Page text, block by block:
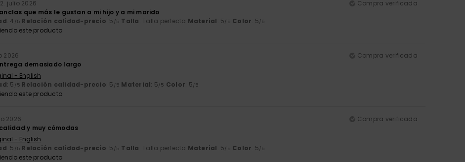
julio 2026
Compra verificada
que más le gustan a mi hijo y a mi marido
: 4 /5 Relación calidad-precio: 5 /5 Talla: Talla perfecta Material: 5 /5 Color: 5 /5
este producto
2026
Compra verificada
demasiado largo
- English
: 5 /5 Relación calidad-precio: 5 /5 Material: 5 /5 Color: 5 /5
este producto
2026
Compra verificada
y muy cómodas
- English
: 5 /5 Relación calidad-precio: 5 /5 Talla: Talla perfecta Material: 5 /5 Color: 5 /5
este producto